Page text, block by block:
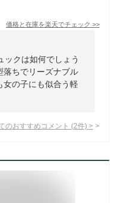
価格と在庫を楽天でチェック >>
ックは如何でしょう
落ちでリーズナブル
女の子にも似合う軽
のおすすめコメント (2件) >